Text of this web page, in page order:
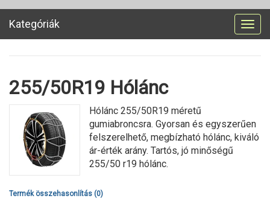
Kategóriák
255/50R19 Hólánc
Hólánc 255/50R19 méretű
gumiabroncsra. Gyorsan és egyszerűen
felszerelhető, megbízható hólánc, kiváló
ár-érték arány. Tartós, jó minőségű
255/50 r19 hólánc.
Termék összehasonlítás (0)